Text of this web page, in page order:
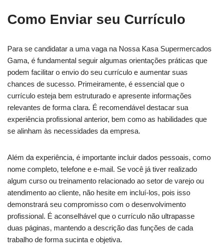
Como Enviar seu Currículo
Para se candidatar a uma vaga na Nossa Kasa Supermercados
Gama, é fundamental seguir algumas orientações práticas que
podem facilitar o envio do seu currículo e aumentar suas
chances de sucesso. Primeiramente, é essencial que o
currículo esteja bem estruturado e apresente informações
relevantes de forma clara. É recomendável destacar sua
experiência profissional anterior, bem como as habilidades que
se alinham às necessidades da empresa.
Além da experiência, é importante incluir dados pessoais, como
nome completo, telefone e e-mail. Se você já tiver realizado
algum curso ou treinamento relacionado ao setor de varejo ou
atendimento ao cliente, não hesite em incluí-los, pois isso
demonstrará seu compromisso com o desenvolvimento
profissional. É aconselhável que o currículo não ultrapasse
duas páginas, mantendo a descrição das funções de cada
trabalho de forma sucinta e objetiva.